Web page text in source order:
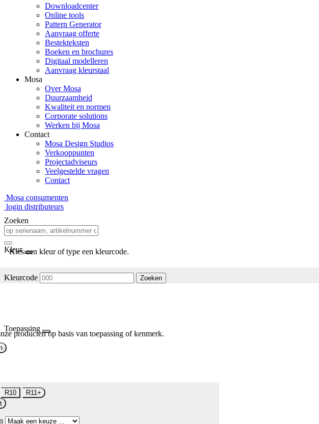
Downloadcenter
Online tools
Pattern Generator
Aanvraag offerte
Bestekteksten
Boeken en brochures
Digitaal modelleren
Aanvraag kleurstaal
Mosa
Over Mosa
Duurzaamheid
Kwaliteit en normen
Corporate solutions
Werken bij Mosa
Contact
Mosa Design Studios
Verkooppunten
Projectadviseurs
Veelgestelde vragen
Contact
Mosa consumenten
login distributeurs
Zoeken
Kleur
Kies een kleur of type een kleurcode.
Kleurcode Zoeken
Toepassing
producten op basis van toepassing of kenmerk.
R10
R11+